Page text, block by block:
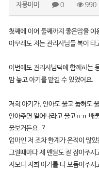
자몽마미 0 990
첫째에 이어 둘째까지 좋은맘을 이
아무래도 저는 관리사님들 복이 타
이번에도 관리사님덕에 함께하는
맘 놓고 아기를 맡길 수 있었어요.
저희 아기가, 안아도 울고 눕혀도
안아주면 일어나라고 울고ㅠㅠ 배
울보거든요..?
엄마인 저 조차 한계가 온적이 많았
그럴때마다 제 멘탈도 잘 잡아주시
저보다 저희 아가를 더 보듬어주시